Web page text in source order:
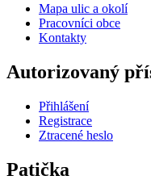
Mapa ulic a okolí
Pracovníci obce
Kontakty
Autorizovaný
Přihlášení
Registrace
Ztracené heslo
Patička